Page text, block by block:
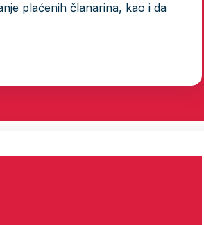
plaćenih članarina, kao i da